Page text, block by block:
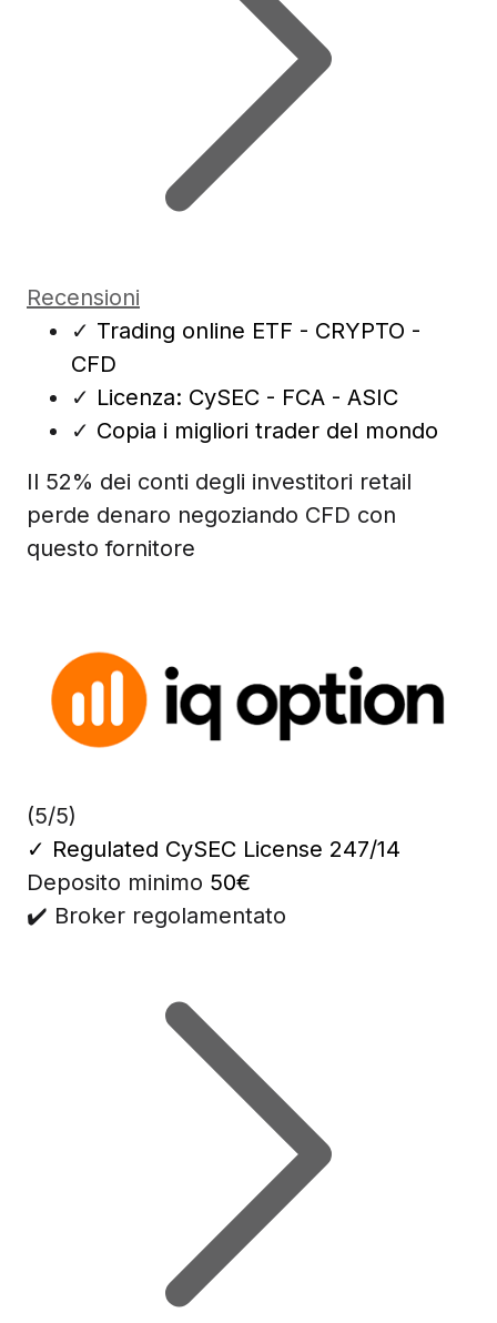
Recensioni
✓ Trading online ETF - CRYPTO -
CFD
✓ Licenza: CySEC - FCA - ASIC
✓ Copia i migliori trader del mondo
Il 52% dei conti degli investitori retail
perde denaro negoziando CFD con
questo fornitore
(5/5)
✓ Regulated CySEC License 247/14
Deposito minimo 50€
✔️ Broker regolamentato